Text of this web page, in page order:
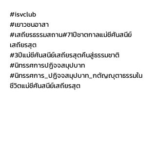
#isvclub
#เยาวชนอาสา
#เสถียรธรรมสถาน#71ปีชาตกาลแม่ชีศันสนีย์
เสถียรสุต
#3ปีแม่ชีศันสนีย์เสถียรสุตคืนสู่ธรรมชาติ
#นิทรรศการปฏิจจสมุปบาท
#นิทรรศการ_ปฏิจจสมุปบาท_กตัญญุตาธรรมใน
ชีวิตแม่ชีศันสนีย์เสถียรสุต